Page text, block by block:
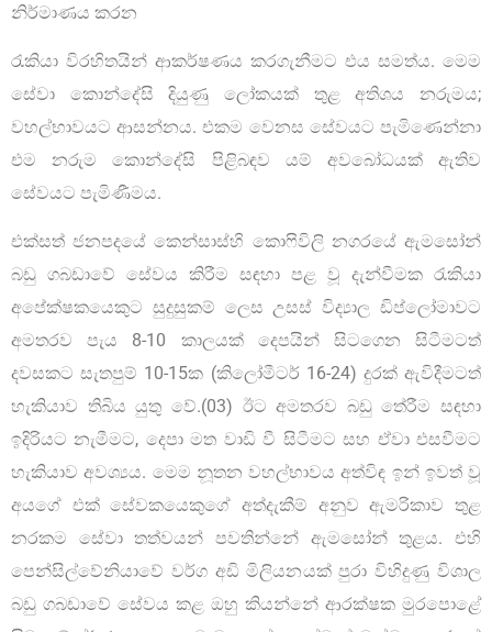
නිර්මාණය කරන
රැකියා විරහිතයින් ආකර්ෂණය කරගැනීමට එය සමත්ය. මෙම
සේවා කොන්දේසි දියුණු ලෝකයක් තුළ අතිශය නරුමය;
වහල්භාවයට ආසන්නය. එකම වෙනස සේවයට පැමිණෙන්නා
එම නරුම කොන්දේසි පිළිබඳව යම් අවබෝධයක් ඇතිව
සේවයට පැමිණීමය.
එක්සත් ජනපදයේ කෙන්සාස්හි කොෆිවිලි නගරයේ ඇමසෝන්
බඩු ගබඩාවේ සේවය කිරීම සඳහා පළ වූ දැන්වීමක රැකියා
අපේක්ෂකයෙකුට සුදුසුකම් ලෙස උසස් විද්‍යාල ඩිප්ලෝමාවට
අමතරව පැය 8-10 කාලයක් දෙපයින් සිටගෙන සිටීමටත්
දවසකට සැතපුම් 10-15ක (කිලෝමීටර් 16-24) දුරක් ඇවිදීමටත්
හැකියාව තිබිය යුතු වේ.(03) ඊට අමතරව බඩු තේරීම සඳහා
ඉදිරියට නැමීමට, දෙපා මත වාඩි වී සිටීමට සහ ඒවා එසවීමට
හැකියාව අවශ්‍යය. මෙම නූතන වහල්භාවය අත්විඳ ඉන් ඉවත් වූ
අයගේ එක් සේවකයෙකුගේ අත්දැකීම් අනුව ඇමරිකාව තුළ
නරකම සේවා තත්වයන් පවතින්නේ ඇමසෝන් තුළය. එහි
පෙන්සිල්වේනියාවේ වර්ග අඩි මිලියනයක් පුරා විහිදුණු විශාල
බඩු ගබඩාවේ සේවය කළ ඔහු කියන්නේ ආරක්ෂක මුරපොළේ